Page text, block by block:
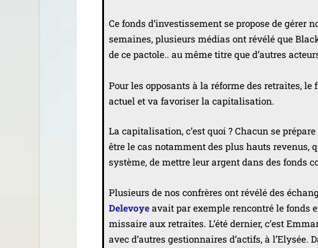
Ce fonds d’in­ves­tis­se­ment se pro­pose de gérer
semaines, plu­sieurs médias ont révé­lé que
de ce pac­tole.. au même titre que d’autres
Pour les oppo­sants à la réforme des retraites,
actuel et va favo­ri­ser la capitalisation.
La capi­ta­li­sa­tion, c’est quoi ? Chacun se
être le cas notam­ment des plus hauts reve­nus,
sys­tème, de mettre leur argent dans des fonds
Plusieurs de nos confrères ont révé­lé des
Delevoye avait par exemple ren­con­tré le fonds
mis­saire aux retraites. L’été der­nier, c’est
avec d’autres ges­tion­naires d’actifs, à